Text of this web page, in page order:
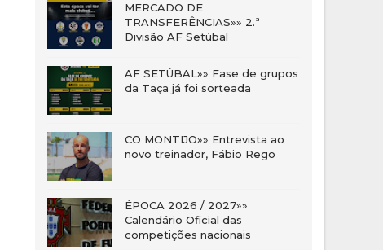
MERCADO DE
TRANSFERÊNCIAS»» 2.ª
Divisão AF Setúbal
AF SETÚBAL»» Fase de grupos
da Taça já foi sorteada
CO MONTIJO»» Entrevista ao
novo treinador, Fábio Rego
ÉPOCA 2026 / 2027»»
Calendário Oficial das
competições nacionais